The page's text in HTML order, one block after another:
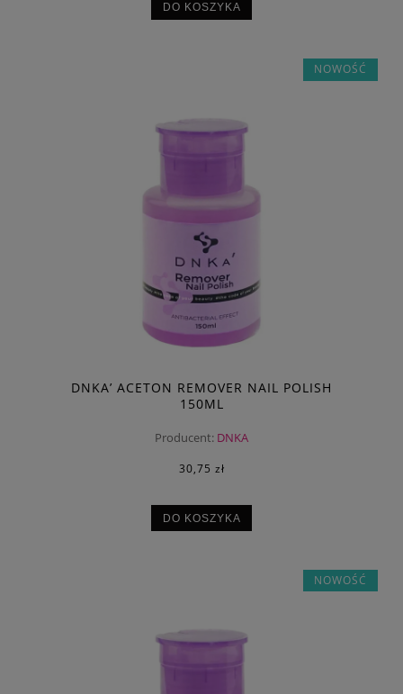
DO KOSZYKA
DNKA’ ACETON REMOVER NAIL POLISH
150ML
Producent: DNKA
30,75 zł
DO KOSZYKA
NOWOŚĆ
NOWOŚĆ